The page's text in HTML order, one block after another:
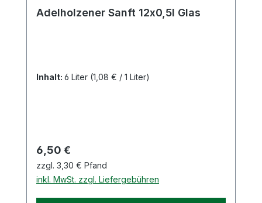
Adelholzener Sanft 12x0,5l Glas
Inhalt: 6 Liter (1,08 € / 1 Liter)
Regulärer Preis:
6,50 €
zzgl. 3,30 € Pfand
inkl. MwSt. zzgl. Liefergebühren